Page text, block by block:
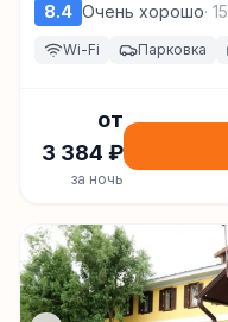
8.4 Очень хорошо· 15
Wi-Fi Парковка
от
3 384 ₽
за ночь